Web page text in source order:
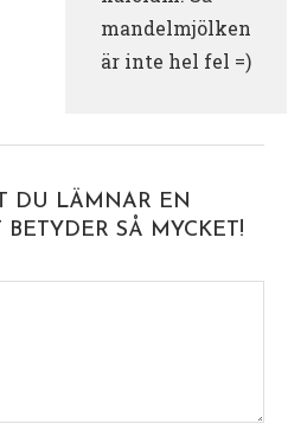
mandelmjölken
är inte hel fel =)
DU LÄMNAR EN
SÅ MYCKET!